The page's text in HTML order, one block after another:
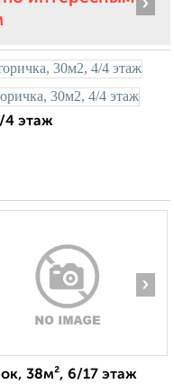
4 этаж
›
38м², 6/17 этаж